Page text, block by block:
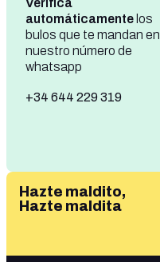
Verifica
automáticamente los
bulos que te mandan en
nuestro número de
whatsapp
+34 644 229 319
Hazte maldito,
Hazte maldita